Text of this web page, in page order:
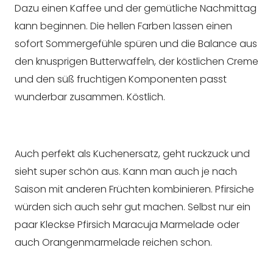
Dazu einen Kaffee und der gemütliche Nachmittag
kann beginnen. Die hellen Farben lassen einen
sofort Sommergefühle spüren und die Balance aus
den knusprigen Butterwaffeln, der köstlichen Creme
und den süß fruchtigen Komponenten passt
wunderbar zusammen. Köstlich.
Auch perfekt als Kuchenersatz, geht ruckzuck und
sieht super schön aus. Kann man auch je nach
Saison mit anderen Früchten kombinieren. Pfirsiche
würden sich auch sehr gut machen. Selbst nur ein
paar Kleckse Pfirsich Maracuja Marmelade oder
auch Orangenmarmelade reichen schon.